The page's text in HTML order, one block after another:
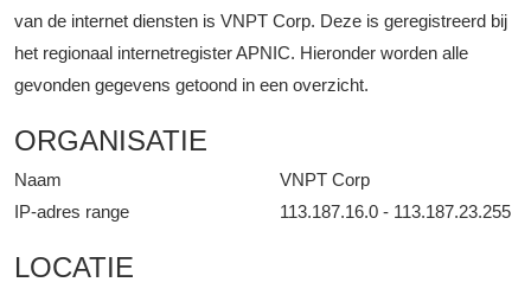
van de internet diensten is VNPT Corp. Deze is geregistreerd bij
het regionaal internetregister APNIC. Hieronder worden alle
gevonden gegevens getoond in een overzicht.
ORGANISATIE
Naam
VNPT Corp
IP-adres range
113.187.16.0 - 113.187.23.255
LOCATIE